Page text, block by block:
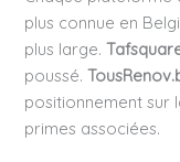
plus connue en
plus large.
poussé.
positionnement sur
primes associées.